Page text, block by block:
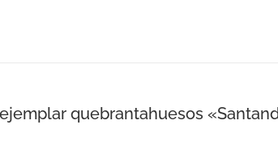
quebrantahuesos